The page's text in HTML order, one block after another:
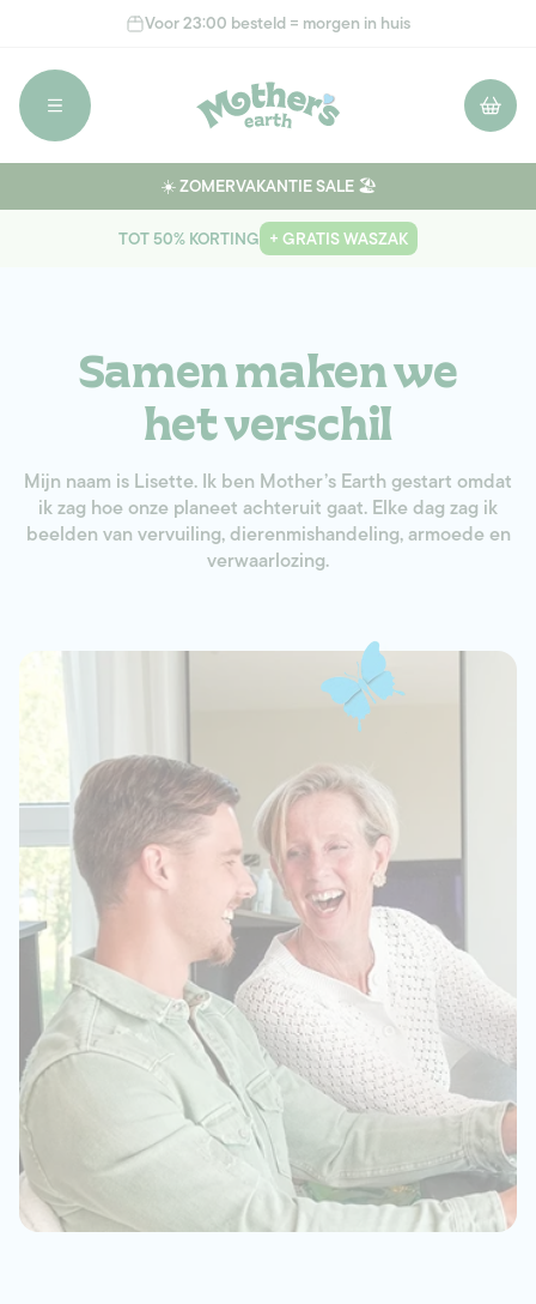
Voor 23:00 besteld = morgen in huis
☀️ ZOMERVAKANTIE SALE 🏖️
TOT 50% KORTING + GRATIS WASZAK
Samen maken we
het verschil
Mijn naam is Lisette. Ik ben Mother’s Earth gestart omdat
ik zag hoe onze planeet achteruit gaat. Elke dag zag ik
beelden van vervuiling, dierenmishandeling, armoede en
verwaarlozing.